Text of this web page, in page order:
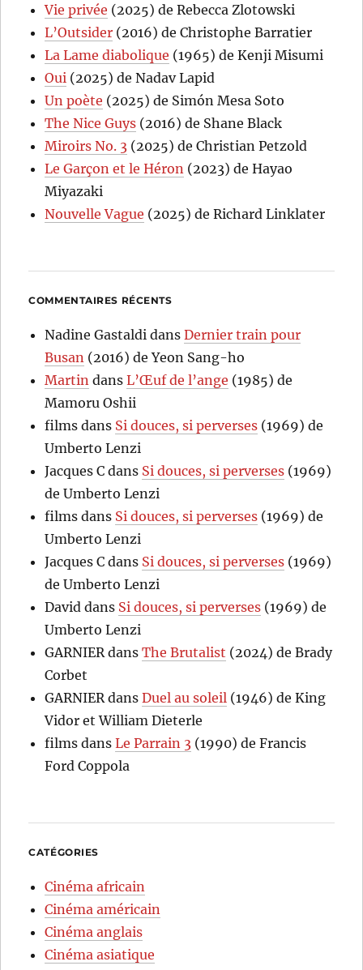
Vie privée (2025) de Rebecca Zlotowski
L’Outsider (2016) de Christophe Barratier
La Lame diabolique (1965) de Kenji Misumi
Oui (2025) de Nadav Lapid
Un poète (2025) de Simón Mesa Soto
The Nice Guys (2016) de Shane Black
Miroirs No. 3 (2025) de Christian Petzold
Le Garçon et le Héron (2023) de Hayao
Miyazaki
Nouvelle Vague (2025) de Richard Linklater
COMMENTAIRES RÉCENTS
Nadine Gastaldi dansDernier train pour
Busan (2016) de Yeon Sang-ho
Martin dansL’Œuf de l’ange (1985) de
Mamoru Oshii
films dans Si douces, si perverses (1969) de
Umberto Lenzi
Jacques C dans Si douces, si perverses (1969)
de Umberto Lenzi
films dans Si douces, si perverses (1969) de
Umberto Lenzi
Jacques C dans Si douces, si perverses (1969)
de Umberto Lenzi
David dans Si douces, si perverses (1969) de
Umberto Lenzi
GARNIER dansThe Brutalist (2024) de Brady
Corbet
GARNIER dansDuel au soleil (1946) de King
Vidor et William Dieterle
films dansLe Parrain 3 (1990) de Francis
Ford Coppola
CATÉGORIES
Cinéma africain
Cinéma américain
Cinéma anglais
Cinéma asiatique